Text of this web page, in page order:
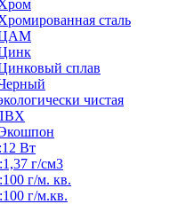
сталь
сплав
чистая
Вт
г/см3
г/м. кв.
г/м.кв.